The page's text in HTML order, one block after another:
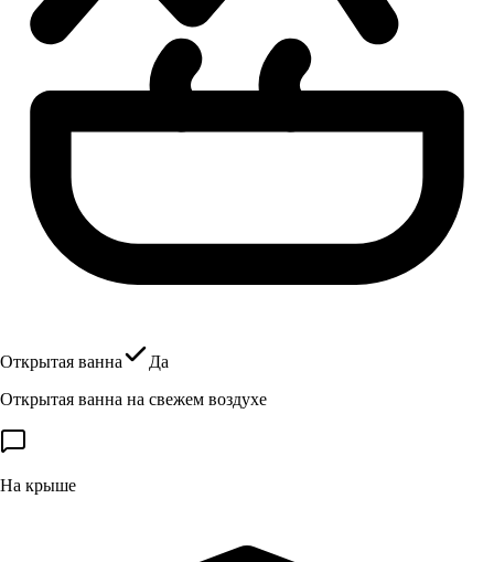
Открытая ванна
Да
Открытая ванна на свежем воздухе
На крыше